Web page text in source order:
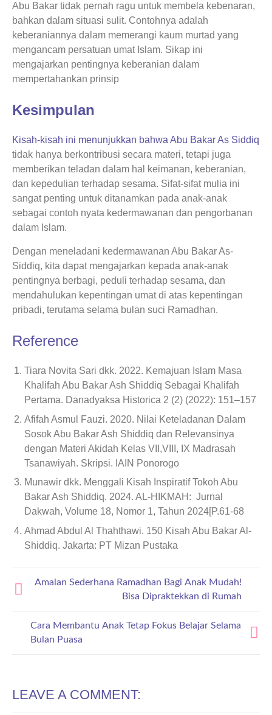
Abu Bakar tidak pernah ragu untuk membela kebenaran,
bahkan dalam situasi sulit. Contohnya adalah
keberaniannya dalam memerangi kaum murtad yang
mengancam persatuan umat Islam. Sikap ini
mengajarkan pentingnya keberanian dalam
mempertahankan prinsip
Kesimpulan
Kisah-kisah ini menunjukkan bahwa Abu Bakar As Siddiq
tidak hanya berkontribusi secara materi, tetapi juga
memberikan teladan dalam hal keimanan, keberanian,
dan kepedulian terhadap sesama. Sifat-sifat mulia ini
sangat penting untuk ditanamkan pada anak-anak
sebagai contoh nyata kedermawanan dan pengorbanan
dalam Islam.
Dengan meneladani kedermawanan Abu Bakar As-
Siddiq, kita dapat mengajarkan kepada anak-anak
pentingnya berbagi, peduli terhadap sesama, dan
mendahulukan kepentingan umat di atas kepentingan
pribadi, terutama selama bulan suci Ramadhan.
Reference
Tiara Novita Sari dkk. 2022. Kemajuan Islam Masa
Khalifah Abu Bakar Ash Shiddiq Sebagai Khalifah
Pertama. Danadyaksa Historica 2 (2) (2022): 151–157
Afifah Asmul Fauzi. 2020. Nilai Keteladanan Dalam
Sosok Abu Bakar Ash Shiddiq dan Relevansinya
dengan Materi Akidah Kelas VII,VIII, IX Madrasah
Tsanawiyah. Skripsi. IAIN Ponorogo
Munawir dkk. Menggali Kisah Inspiratif Tokoh Abu
Bakar Ash Shiddiq. 2024. AL-HIKMAH: Jurnal
Dakwah, Volume 18, Nomor 1, Tahun 2024[P.61-68
Ahmad Abdul Al Thahthawi. 150 Kisah Abu Bakar Al-
Shiddiq. Jakarta: PT Mizan Pustaka
Cara Membantu Anak Tetap Fokus Belajar Selama
Bulan Puasa
Amalan Sederhana Ramadhan Bagi Anak Mudah!
Bisa Dipraktekkan di Rumah
LEAVE A COMMENT: